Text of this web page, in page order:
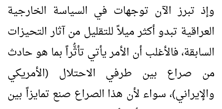
وإذ تبرز الآن توجهات في السياسة الخارجية
العراقية تبدو أكثر ميلاً للتقليل من آثار التحيزات
السابقة، فالأغلب أن الأمر يأتي تأثُّراً بما هو حادث
من صراع بين طرفي الاحتلال (الأمريكي
والإيراني)، سواء لأن هذا الصراع صنع تمايزاً بين